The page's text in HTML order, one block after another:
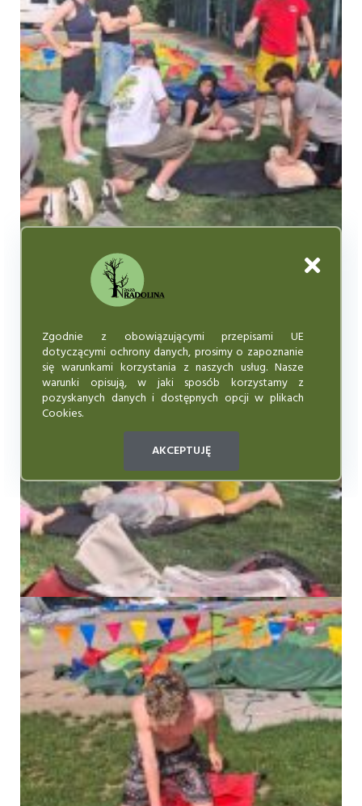
Zgodnie z obowiązującymi przepisami UE
dotyczącymi ochrony danych, prosimy o zapoznanie
się warunkami korzystania z naszych usług. Nasze
warunki opisują, w jaki sposób korzystamy z
pozyskanych danych i dostępnych opcji w plikach
Cookies.
AKCEPTUJĘ